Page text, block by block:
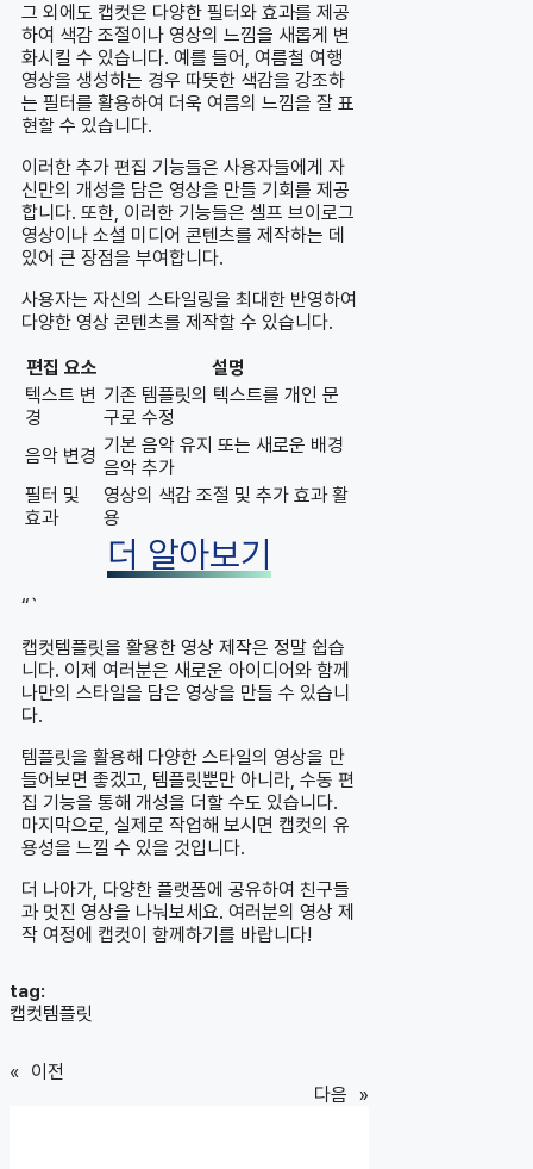
그 외에도 캡컷은 다양한 필터와 효과를 제공
하여 색감 조절이나 영상의 느낌을 새롭게 변
화시킬 수 있습니다. 예를 들어, 여름철 여행
영상을 생성하는 경우 따뜻한 색감을 강조하
는 필터를 활용하여 더욱 여름의 느낌을 잘 표
현할 수 있습니다.
이러한 추가 편집 기능들은 사용자들에게 자
신만의 개성을 담은 영상을 만들 기회를 제공
합니다. 또한, 이러한 기능들은 셀프 브이로그
영상이나 소셜 미디어 콘텐츠를 제작하는 데
있어 큰 장점을 부여합니다.
사용자는 자신의 스타일링을 최대한 반영하여
다양한 영상 콘텐츠를 제작할 수 있습니다.
편집 요소
설명
텍스트 변
경
기존 템플릿의 텍스트를 개인 문
구로 수정
음악 변경 기본 음악 유지 또는 새로운 배경
음악 추가
필터 및
효과
영상의 색감 조절 및 추가 효과 활
용
더 알아보기
“`
캡컷템플릿을 활용한 영상 제작은 정말 쉽습
니다. 이제 여러분은 새로운 아이디어와 함께
나만의 스타일을 담은 영상을 만들 수 있습니
다.
템플릿을 활용해 다양한 스타일의 영상을 만
들어보면 좋겠고, 템플릿뿐만 아니라, 수동 편
집 기능을 통해 개성을 더할 수도 있습니다.
마지막으로, 실제로 작업해 보시면 캡컷의 유
용성을 느낄 수 있을 것입니다.
더 나아가, 다양한 플랫폼에 공유하여 친구들
과 멋진 영상을 나눠보세요. 여러분의 영상 제
작 여정에 캡컷이 함께하기를 바랍니다!
tag:
캡컷템플릿
« 이전
다음 »